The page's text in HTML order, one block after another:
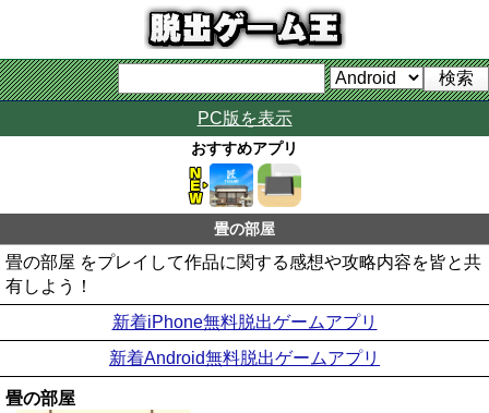
PC版を表示
おすすめアプリ
畳の部屋
畳の部屋 をプレイして作品に関する感想や攻略内容を皆と共
有しよう！
新着iPhone無料脱出ゲームアプリ
新着Android無料脱出ゲームアプリ
畳の部屋